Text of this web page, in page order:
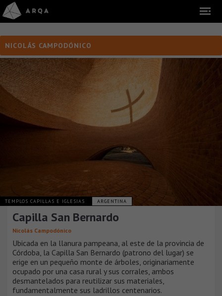
NICOLÁS CAMPODÓNICO
TEMPLOS CAPILLAS E IGLESIAS ARGENTINA
Capilla San Bernardo
Nicolás Campodónico
Ubicada en la llanura pampeana, al este de la provincia de
Córdoba, la Capilla San Bernardo (patrono del lugar) se
erige en un pequeño monte de árboles, originariamente
ocupado por una casa rural y sus corrales, ambos
desmantelados para reutilizar sus materiales,
fundamentalmente sus ladrillos centenarios.